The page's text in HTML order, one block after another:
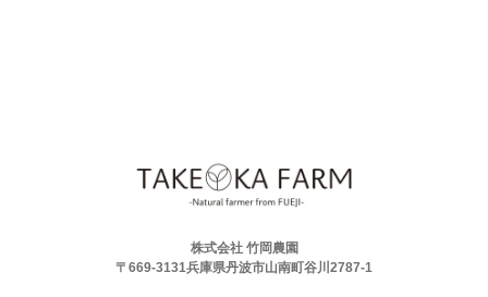
株式会社 竹岡農園
〒669-3131兵庫県丹波市山南町谷川2787-1